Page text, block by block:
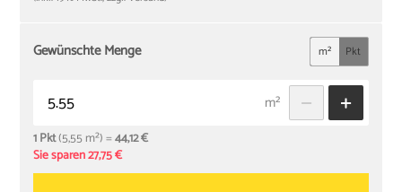
Gewünschte Menge m² Pkt
m²
1 Pkt(5,55 m²) =44,12 €
Sie sparen 27,75 €